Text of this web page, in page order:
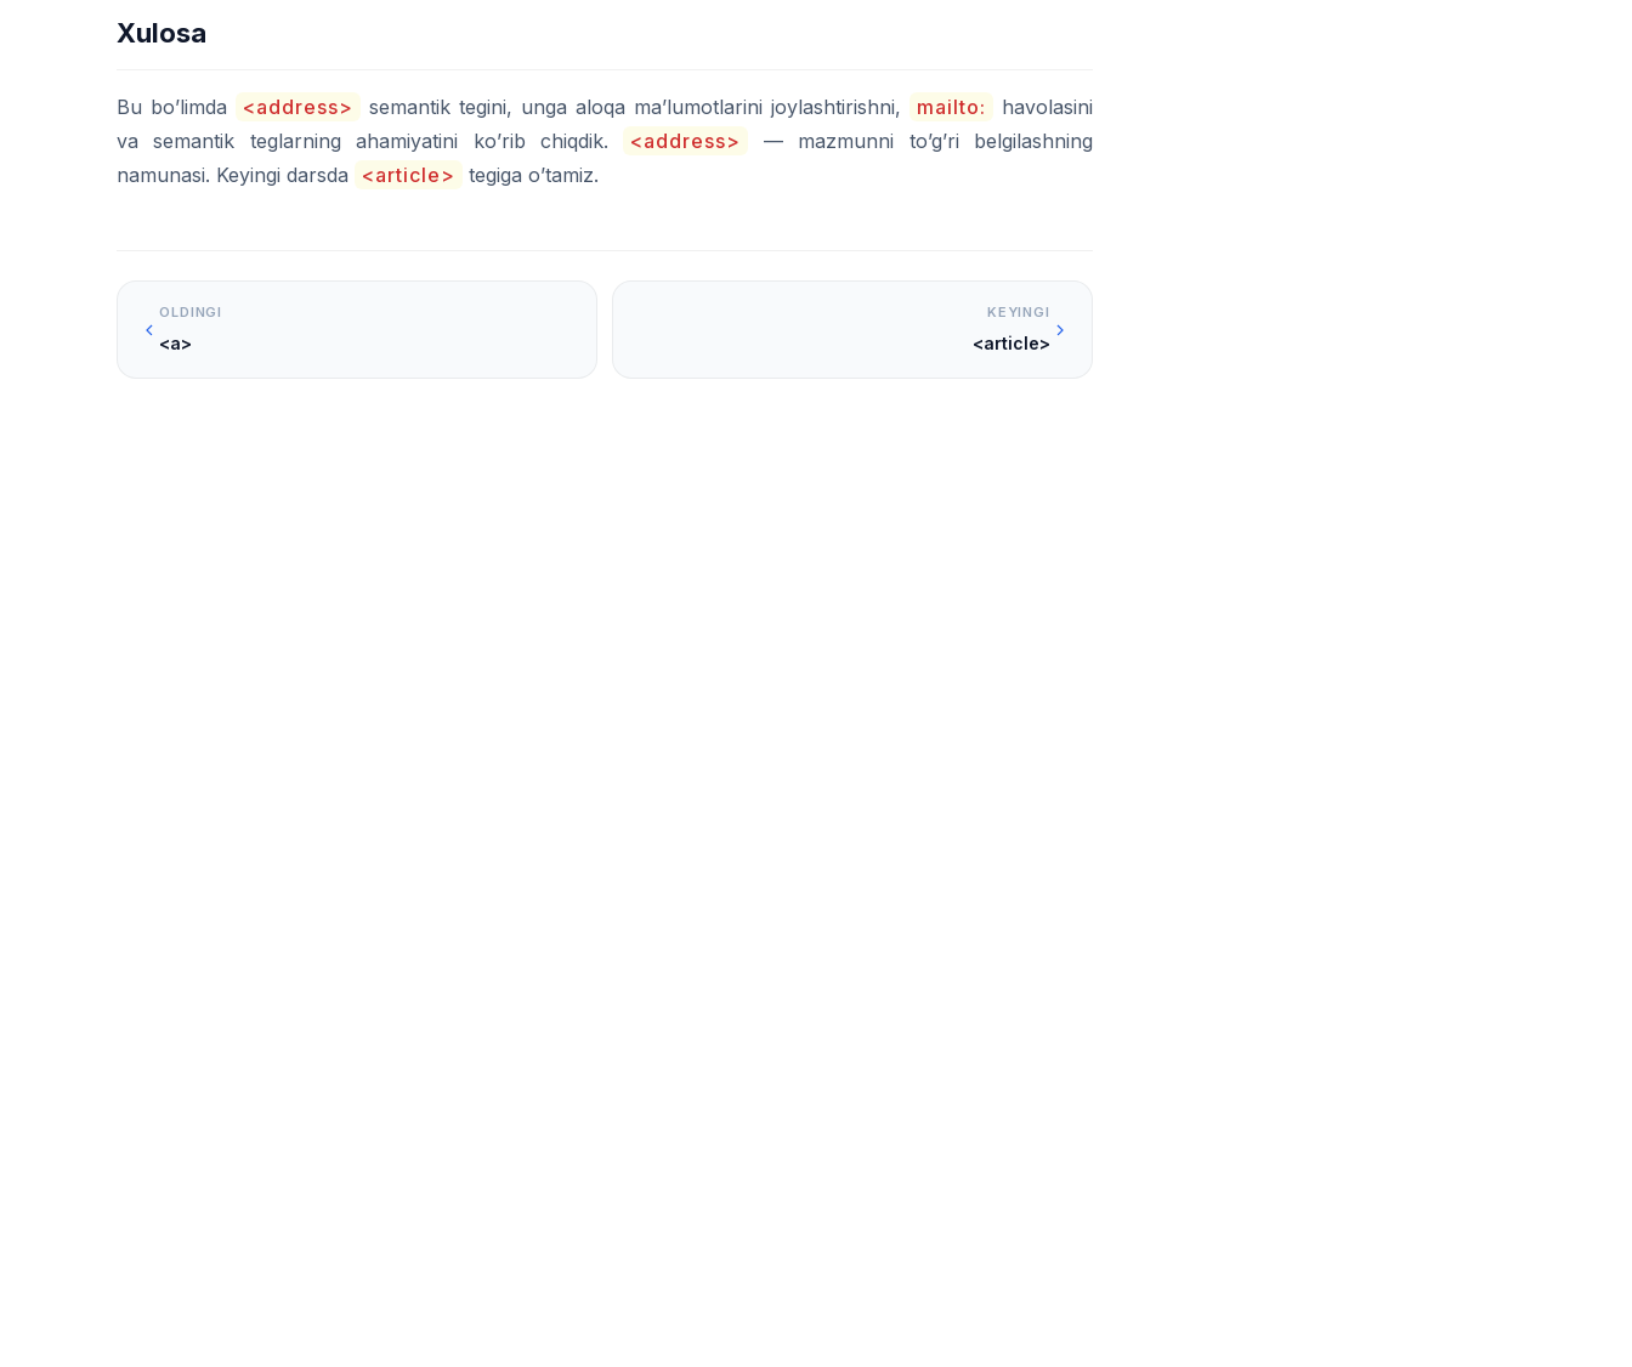
Xulosa
Bu bo’limda <address> semantik tegini, unga aloqa ma’lumotlarini joylashtirishni, mailto:
havolasini
va semantik teglarning ahamiyatini ko’rib chiqdik.
<address>
— mazmunni to’g’ri belgilashning
namunasi. Keyingi darsda
<article> tegiga o’tamiz.
OLDINGI
<a>
KEYINGI
<article>